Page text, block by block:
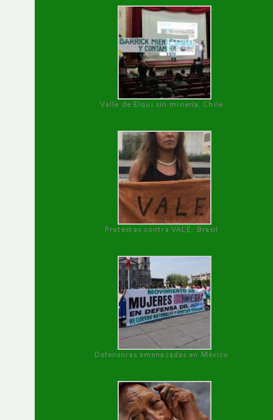
Valle de Elqui sin minería. Chile
Protestas contra VALE, Brasil
Defensoras amenazadas en México